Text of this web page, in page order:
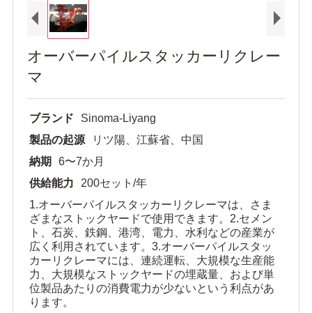
オーバーパイルスタッカーリクレー
マ
ブランド
Sinoma-Liyang
製品の起源
リツ陽、江蘇省、中国
納期
6〜7か月
供給能力
200セット/年
1.オーバーパイルスタッカーリクレーマは、さま
ざまなストックヤードで使用できます。2.セメン
ト、石炭、鉄鋼、港湾、電力、水利などの産業が
広く利用されています。3.オーバーパイルスタッ
カーリクレーマには、連続運転、大規模な生産能
力、大規模なストックヤードの埋蔵量、および単
位製品あたりの消費電力が少ないという利点があ
ります。